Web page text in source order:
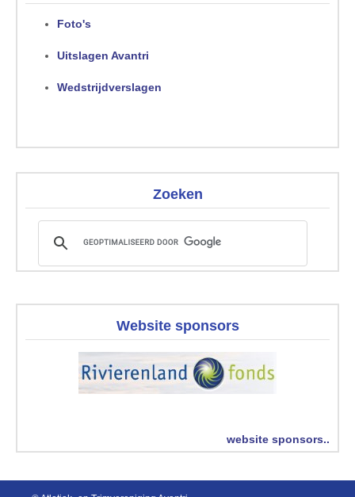
Foto's
Uitslagen Avantri
Wedstrijdverslagen
Zoeken
Website sponsors
website sponsors..